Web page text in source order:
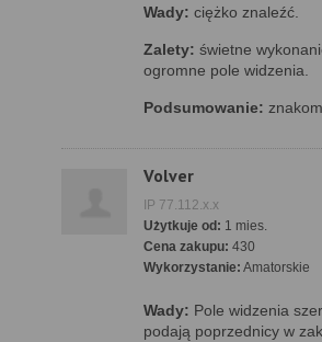
Wady: ciężko znaleźć.
Zalety: świetne
ogromne pole widzenia.
Podsumowanie:
Volver
IP 77.112.x.x
Użytkuje od: 1 mies.
Cena zakupu: 430
Wykorzystanie: Amatorskie
Wady: Pole widzenia
podają poprzednicy w